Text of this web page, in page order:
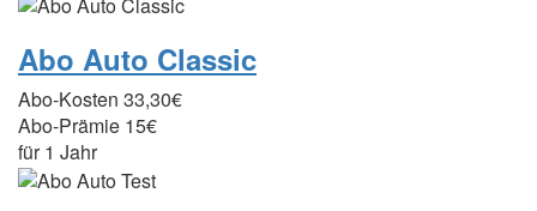
Abo Auto Classic
Abo-Kosten 33,30€
Abo-Prämie 15€
für 1 Jahr